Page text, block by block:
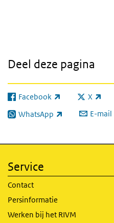
Deel deze pagina
Facebook
(externe link) X
(externe
WhatsApp
(externe link) E-mail
Service
Contact
Persinformatie
Werken bij het RIVM